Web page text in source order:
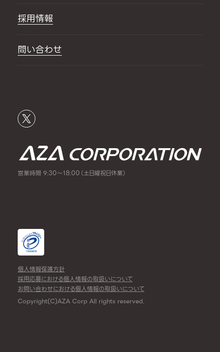
採用情報
問い合わせ
営業時間 9:30～18:00（土日曜祝日休業）
個人情報保護方針
採用応募における個人情報の取扱いについて
お問い合わせにおける個人情報の取扱いについて
Copyright(C)AZA Corp All rights reserved.